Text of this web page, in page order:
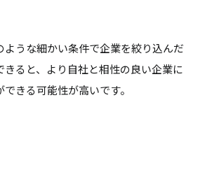
うな細かい条件で企業を絞り込んだ
ると、より自社と相性の良い企業に
きる可能性が高いです。